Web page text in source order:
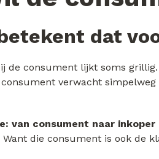
dat
de consument lijkt soms
verwacht
van consument naar inkoper
Want die consument is ook de